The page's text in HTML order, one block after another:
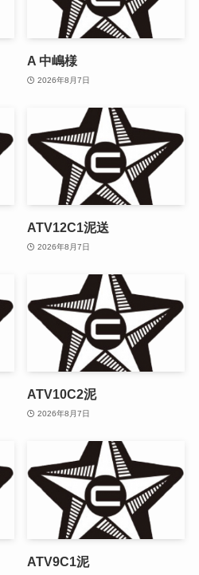
A 中嶋様
2026年8月7日
ATV12C1泥送
2026年8月7日
ATV10C2泥
2026年8月7日
ATV9C1泥